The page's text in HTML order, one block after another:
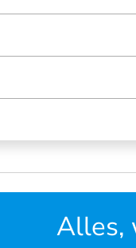
Alles,